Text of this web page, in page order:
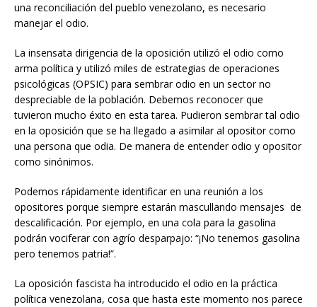
una reconciliación del pueblo venezolano, es necesario
manejar el odio.
La insensata dirigencia de la oposición utilizó el odio como
arma política y utilizó miles de estrategias de operaciones
psicológicas (OPSIC) para sembrar odio en un sector no
despreciable de la población. Debemos reconocer que
tuvieron mucho éxito en esta tarea. Pudieron sembrar tal odio
en la oposición que se ha llegado a asimilar al opositor como
una persona que odia. De manera de entender odio y opositor
como sinónimos.
Podemos rápidamente identificar en una reunión a los
opositores porque siempre estarán mascullando mensajes de
descalificación. Por ejemplo, en una cola para la gasolina
podrán vociferar con agrío desparpajo: “¡No tenemos gasolina
pero tenemos patria!”.
La oposición fascista ha introducido el odio en la práctica
política venezolana, cosa que hasta este momento nos parece